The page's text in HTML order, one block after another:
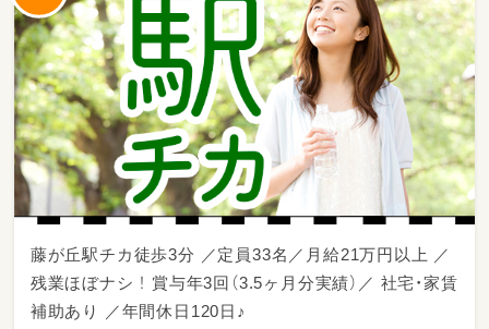
藤が丘駅チカ徒歩3分 ／定員33名／月給21万円以上 ／
残業ほぼナシ ！ 賞与年3回（3.5ヶ月分実績）／ 社宅・家賃
補助あり ／年間休日120日♪